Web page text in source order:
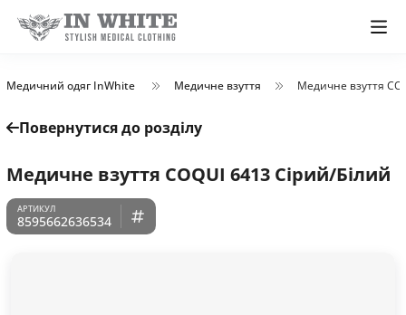
Медичний одяг InWhite Медичне взуття Медичне взуття
Повернутися до розділу
Медичне взуття COQUI 6413 Сірий/Білий
8595662636534